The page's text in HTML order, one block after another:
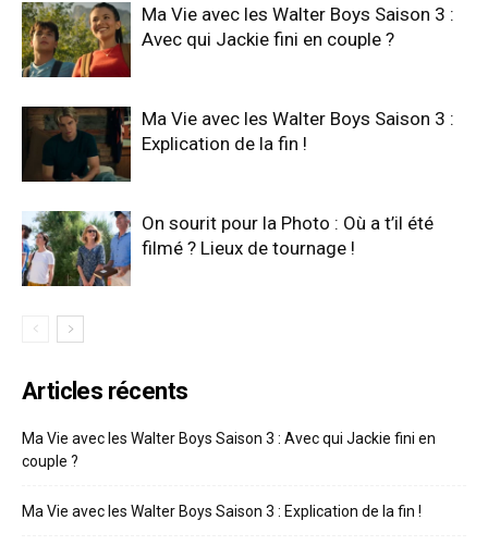
Ma Vie avec les Walter Boys Saison 3 :
Avec qui Jackie fini en couple ?
Ma Vie avec les Walter Boys Saison 3 :
Explication de la fin !
On sourit pour la Photo : Où a t’il été
filmé ? Lieux de tournage !
Articles récents
Ma Vie avec les Walter Boys Saison 3 : Avec qui Jackie fini en
couple ?
Ma Vie avec les Walter Boys Saison 3 : Explication de la fin !